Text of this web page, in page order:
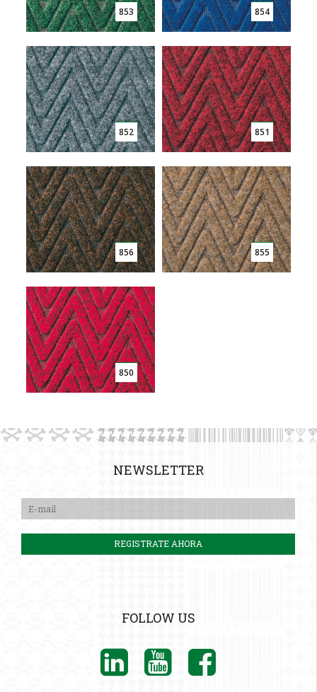
853 854
852 851
856 855
850
NEWSLETTER
FOLLOW US